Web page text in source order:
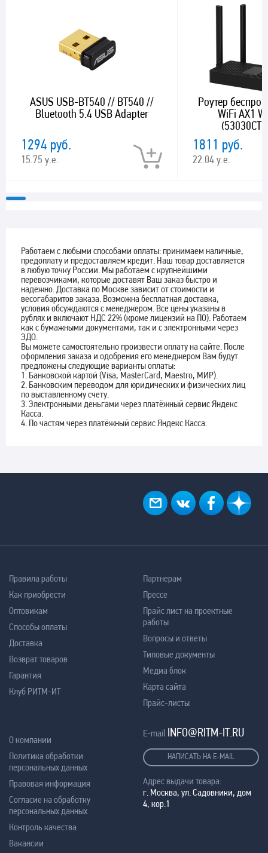
ASUS USB-BT540 // BT540 //
Bluetooth 5.4 USB Adapter
1294 руб.
15.75 у.е.
Роутер
WiFi AX1
10/100/
1811 руб.
22.04 у.е.
Работаем с любыми способами оплаты: принимаем наличные,
предоплату и предоставляем кредит. Наш товар доставляется
в любую точку России. Мы работаем с крупнейшими
перевозчиками, которые доставят Ваш заказ быстро и
надежно. Доставка по Москве зависит от стоимости и
весогабаритов заказа. Возможна бесплатная доставка,
условия обсуждаются с менеджером. Все цены указаны в
рублях и включают НДС 22% (кроме лицензий на ПО). Работаем
как с бумажными документами, так и с электронными через
ЭДО.
Вы можете самостоятельно произвести оплату на сайте. После
оформления заказа и одобрения его менеджером Вам будут
предложены следующие варианты оплаты:
1. Банковской картой (Visa, MasterCard, Maestro, МИР).
2. Банковским переводом для юридических и физических лиц
по выставленному счету.
3. Электронными деньгами через платёжный сервис Яндекс
Касса.
4. По частям через платёжный сервис Яндекс Касса.
Правила работы
Как приобрести
Оптовикам
Способы оплаты
Доставка
Возврат товаров
Гарантия
Клуб РИТМ-ИТ
Партнерам
Прессе
Прайс лист на проектные
работы
Вопросы и ответы
Типовые документы
Медиа блок
Карта сайта
Прайс-листы
О компании
Политика обработки
персональных данных
Правовая информация
Согласие на обработку
персональных данных
Контроль качества
Вакансии
E-mail INFO@RITM-IT.RU
НАПИСАТЬ НА E-MAIL
Адрес выдачи товара:
г. Москва, ул. Садовники, дом
4, кор.1